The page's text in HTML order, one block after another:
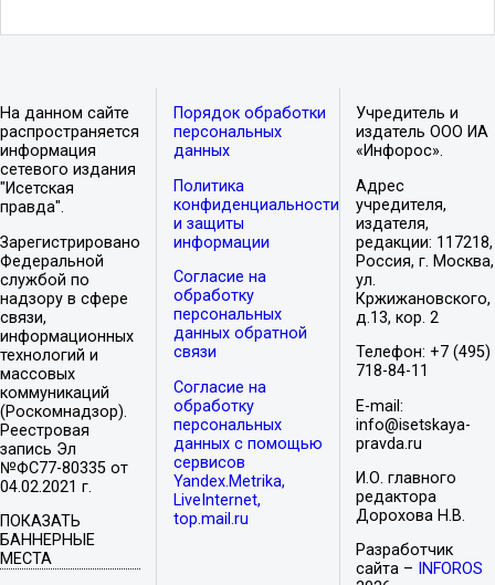
На данном сайте
распространяется
информация
сетевого издания
"Исетская
правда".
Зарегистрировано
Федеральной
службой по
надзору в сфере
связи,
информационных
технологий и
массовых
коммуникаций
(Роскомнадзор).
Реестровая
запись Эл
№ФС77-80335 от
04.02.2021 г.
ПОКАЗАТЬ
БАННЕРНЫЕ
МЕСТА
Порядок обработки
персональных
данных
Политика
конфиденциальности
и защиты
информации
Согласие на
обработку
персональных
данных обратной
связи
Согласие на
обработку
персональных
данных с помощью
сервисов
Yandex.Metrika,
LiveInternet,
top.mail.ru
Учредитель и
издатель ООО ИА
«Инфорос».
Адрес
учредителя,
издателя,
редакции: 117218,
Россия, г. Москва,
ул.
Кржижановского,
д.13, кор. 2
Телефон: +7 (495)
718-84-11
E-mail:
info@isetskaya-
pravda.ru
И.О. главного
редактора
Дорохова Н.В.
Разработчик
сайта –
INFOROS